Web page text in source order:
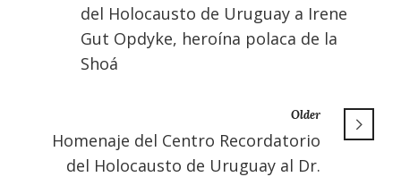
del Holocausto de Uruguay a Irene
Gut Opdyke, heroína polaca de la
Shoá
Older
Homenaje del Centro Recordatorio
del Holocausto de Uruguay al Dr.